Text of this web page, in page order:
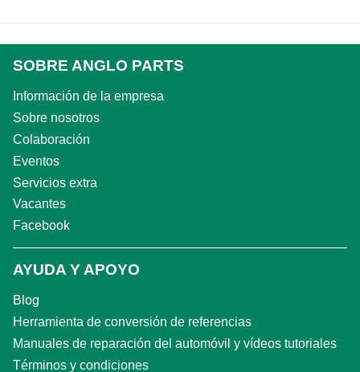
SOBRE ANGLO PARTS
Información de la empresa
Sobre nosotros
Colaboración
Eventos
Servicios extra
Vacantes
Facebook
AYUDA Y APOYO
Blog
Herramienta de conversión de referencias
Manuales de reparación del automóvil y vídeos tutoriales
Términos y condiciones